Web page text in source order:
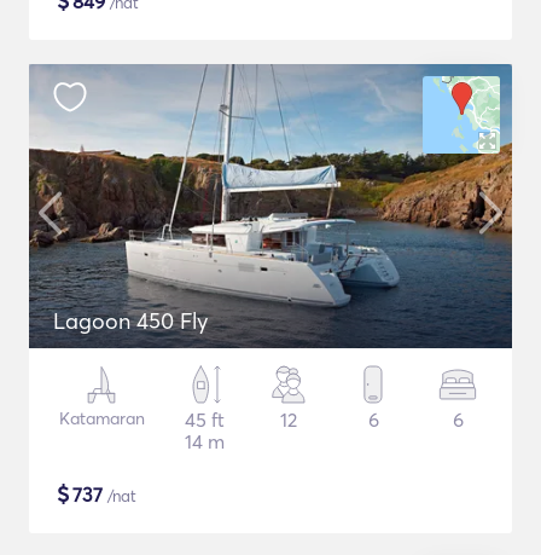
Lagoon 450 Fly
Katamaran
45 ft
14 m
12 6 6
$737 /nat